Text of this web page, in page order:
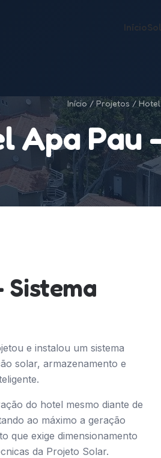
Início
Início/Projetos/ Hotel
Apa Pau
Sistema
e instalou um sistema
solar, armazenamento e
do hotel mesmo diante de
ao máximo a geração
que exige dimensionamento
da Projeto Solar.